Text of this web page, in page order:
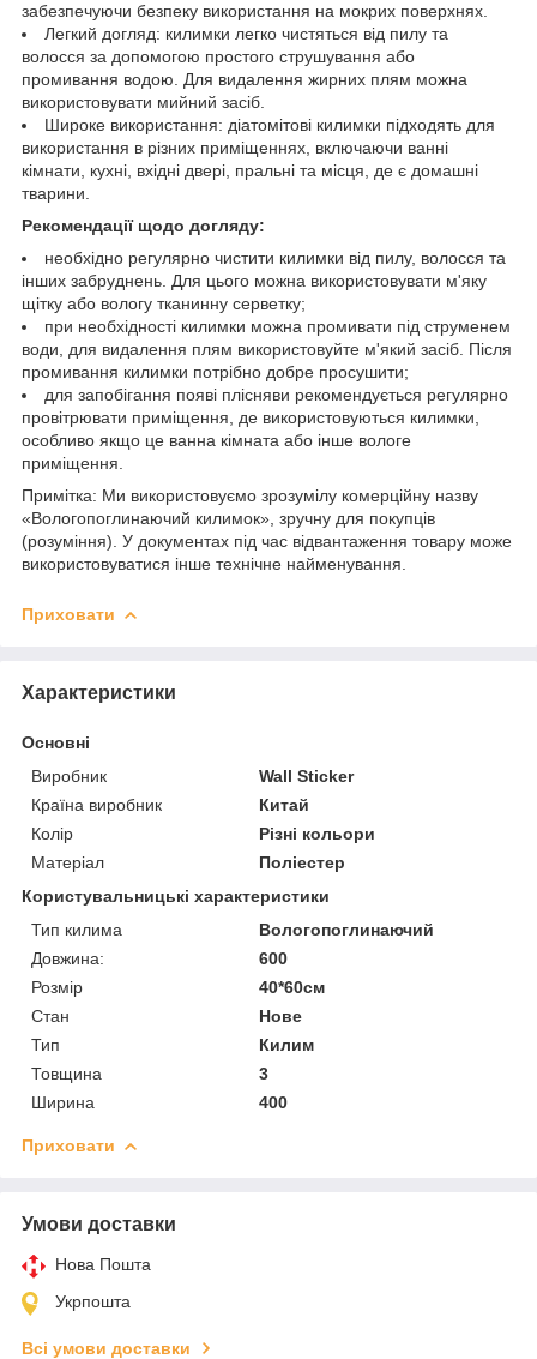
забезпечуючи безпеку використання на мокрих поверхнях.
Легкий догляд: килимки легко чистяться від пилу та
волосся за допомогою простого струшування або
промивання водою. Для видалення жирних плям можна
використовувати мийний засіб.
Широке використання: діатомітові килимки підходять для
використання в різних приміщеннях, включаючи ванні
кімнати, кухні, вхідні двері, пральні та місця, де є домашні
тварини.
Рекомендації щодо догляду:
необхідно регулярно чистити килимки від пилу, волосся та
інших забруднень. Для цього можна використовувати м'яку
щітку або вологу тканинну серветку;
при необхідності килимки можна промивати під струменем
води, для видалення плям використовуйте м'який засіб. Після
промивання килимки потрібно добре просушити;
для запобігання появі плісняви рекомендується регулярно
провітрювати приміщення, де використовуються килимки,
особливо якщо це ванна кімната або інше вологе
приміщення.
Примітка: Ми використовуємо зрозумілу комерційну назву
«Вологопоглинаючий килимок», зручну для покупців
(розуміння). У документах під час відвантаження товару може
використовуватися інше технічне найменування.
Приховати
Характеристики
Основні
Виробник
Wall Sticker
Країна виробник
Китай
Колір
Різні кольори
Матеріал
Поліестер
Користувальницькі характеристики
Тип килима
Вологопоглинаючий
Довжина:
600
Розмір
40*60см
Стан
Нове
Тип
Килим
Товщина
3
Ширина
400
Приховати
Умови доставки
Нова Пошта
Укрпошта
Всі умови доставки